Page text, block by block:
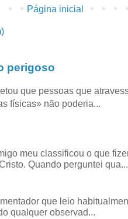
Página inicial
perigoso
que pessoas que
físicas» não poderia...
meu classificou o que
Quando perguntei qua...
que leio
qualquer observad...